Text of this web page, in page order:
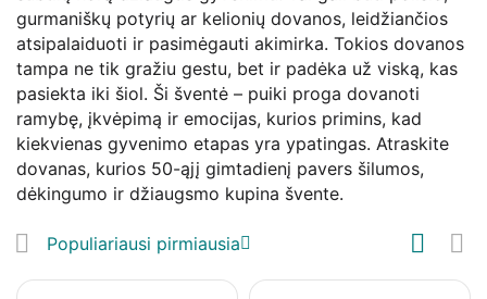
gurmaniškų potyrių ar kelionių dovanos, leidžiančios
atsipalaiduoti ir pasimėgauti akimirka. Tokios dovanos
tampa ne tik gražiu gestu, bet ir padėka už viską, kas
pasiekta iki šiol. Ši šventė – puiki proga dovanoti
ramybę, įkvėpimą ir emocijas, kurios primins, kad
kiekvienas gyvenimo etapas yra ypatingas. Atraskite
dovanas, kurios 50-ąjį gimtadienį pavers šilumos,
dėkingumo ir džiaugsmo kupina švente.
Populiariausi pirmiausia